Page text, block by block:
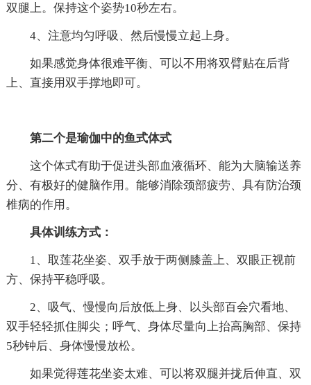
双腿上。保持这个姿势10秒左右。
4、注意均匀呼吸、然后慢慢立起上身。
如果感觉身体很难平衡、可以不用将双臂贴在后背
上、直接用双手撑地即可。
第二个是瑜伽中的鱼式体式
这个体式有助于促进头部血液循环、能为大脑输送养
分、有极好的健脑作用。能够消除颈部疲劳、具有防治颈
椎病的作用。
具体训练方式：
1、取莲花坐姿、双手放于两侧膝盖上、双眼正视前
方、保持平稳呼吸。
2、吸气、慢慢向后放低上身、以头部百会穴看地、
双手轻轻抓住脚尖；呼气、身体尽量向上抬高胸部、保持
5秒钟后、身体慢慢放松。
如果觉得莲花坐姿太难、可以将双腿并拢后伸直、双